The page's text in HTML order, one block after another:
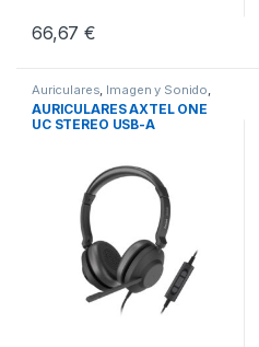
66,67€
Auriculares Imagen y Sonido
Sonido PC
AURICULARES AXTEL ONE
UC STEREO USB-A